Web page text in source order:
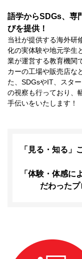
語学からSDGs、専
びを提供！​​
当社が提供する海外研
化の実体験や地元学生
業が運営する教育機関
カーの工場や販売店な
た、SDGsやIT、スタ
の視察も行っており、
手伝いをいたします！
「見る・知る」
「体験・体感に
だわったプ